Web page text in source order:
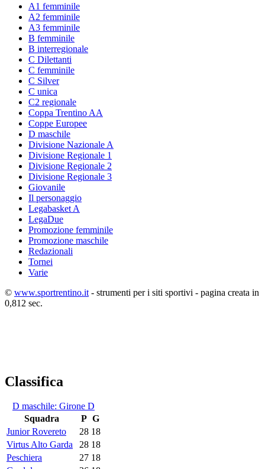
A1 femminile
A2 femminile
A3 femminile
B femminile
B interregionale
C Dilettanti
C femminile
C Silver
C unica
C2 regionale
Coppa Trentino AA
Coppe Europee
D maschile
Divisione Nazionale A
Divisione Regionale 1
Divisione Regionale 2
Divisione Regionale 3
Giovanile
Il personaggio
Legabasket A
LegaDue
Promozione femminile
Promozione maschile
Redazionali
Tornei
Varie
© www.sportrentino.it - strumenti per i siti sportivi - pagina creata in
0,812 sec.
Classifica
D maschile: Girone D
Squadra
P G
Junior Rovereto
28 18
Virtus Alto Garda
28 18
Peschiera
27 18